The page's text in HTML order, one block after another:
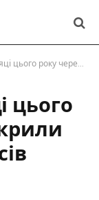
Дію відкрили 57 000 нових бізнесів
цього